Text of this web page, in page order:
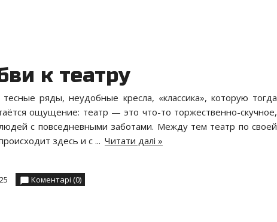
к театру
ряды, неудобные кресла, «классика», которую тогда
ощущение: театр — это что-то торжественно-скучное,
с повседневными заботами. Между тем театр по своей
здесь и с ... Читати далі »
Коментарі (0)